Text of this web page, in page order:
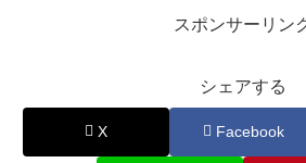
スポンサーリン
シェアする
X Facebook